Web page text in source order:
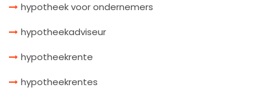
hypotheek voor ondernemers
hypotheekadviseur
hypotheekrente
hypotheekrentes